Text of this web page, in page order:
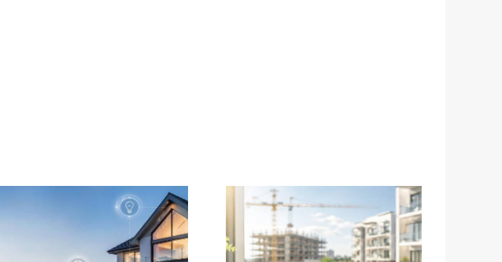
Neubau vom
Bauträger: Darauf
Erst das neue Zuhause